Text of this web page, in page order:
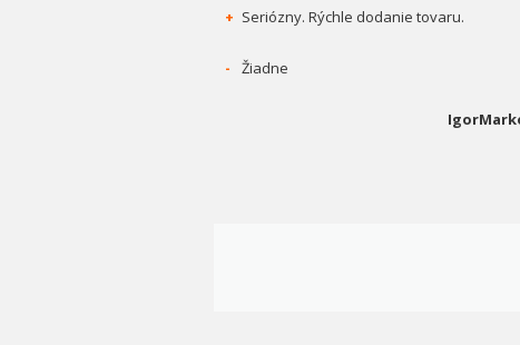
+ Seriózny. Rýchle dodanie tovaru.
- Žiadne